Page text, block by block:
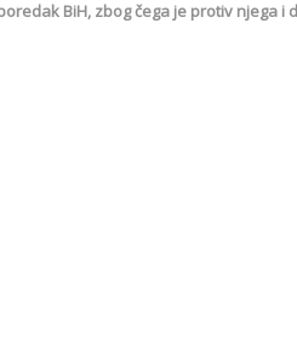
BiH, zbog čega je protiv njega i